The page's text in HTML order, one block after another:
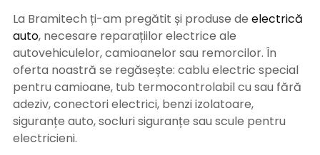
La Bramitech ți-am pregătit și produse de electrică
auto, necesare reparațiilor electrice ale
autovehiculelor, camioanelor sau remorcilor. În
oferta noastră se regăsește: cablu electric special
pentru camioane, tub termocontrolabil cu sau fără
adeziv, conectori electrici, benzi izolatoare,
siguranțe auto, socluri siguranțe sau scule pentru
electricieni.